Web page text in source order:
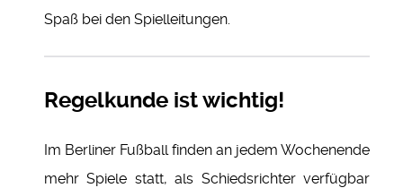
Spaß bei den Spielleitungen.
Regelkunde ist wichtig!
Im Berliner Fußball finden an jedem Wochenende
mehr Spiele statt, als Schiedsrichter verfügbar